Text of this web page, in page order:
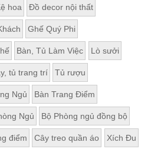
hoa Đồ decor nội thất
Ghế Quý Phi
Bàn, Tủ Làm Việc Lò sưởi
tủ trang trí Tủ rượu
Ngủ Bàn Trang Điểm
Ngủ Bộ Phòng ngủ đồng bộ
điểm Cây treo quần áo Xích Đu